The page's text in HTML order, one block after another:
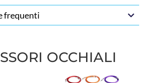
frequenti
OCCHIALI